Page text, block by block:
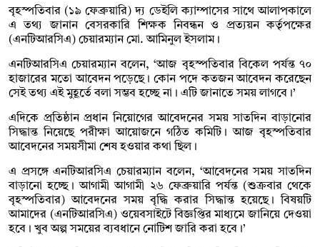
বৃহস্পতিবার (১৯ ফেব্রুয়ারি) দ্য ডেইলি ক্যাম্পাসের সাথে আলাপকালে
এ তথ্য জানান বেসরকারি শিক্ষক নিবন্ধন ও প্রত্যয়ন কর্তৃপক্ষের
(এনটিআরসিএ) চেয়ারম্যান মো. আমিনুল ইসলাম।
এনটিআরসিএ চেয়ারম্যান বলেন, ‘আজ বৃহস্পতিবার বিকেল পর্যন্ত ৭০
হাজারের মতো আবেদন পড়েছে। কোন পদে কতজন আবেদন করেছেন
সেই তথ্য এই মুহূর্তে বলা সম্ভব হচ্ছে না। এটি জানাতে সময় লাগবে।’
এদিকে প্রতিষ্ঠান প্রধান নিয়োগের আবেদনের সময় সাতদিন বাড়ানোর
সিদ্ধান্ত নিয়েছে পরীক্ষা আয়োজনে গঠিত কমিটি। আজ বৃহস্পতিবার
আবেদনের সময়সীমা শেষ হওয়ার কথা ছিল।
এ প্রসঙ্গে এনটিআরসিএ চেয়ারম্যান বলেন, ‘আবেদনের সময় সাতদিন
বাড়ানো হচ্ছে। আগামী আগামী ২৬ ফেব্রুয়ারি পর্যন্ত (শুক্রবার থেকে
বৃহস্পতিবার) আবেদনের সময় বৃদ্ধি করার সিদ্ধান্ত হয়েছে। বিষয়টি
আমাদের (এনটিআরসিএ) ওয়েবসাইটে বিজ্ঞপ্তির মাধ্যমে জানিয়ে দেওয়া
হবে। খুব অল্প সময়ের ব্যবধানে নোটিশ জারি করা হবে।’